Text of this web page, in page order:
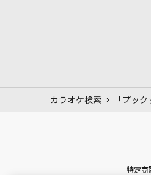
カラオケ検索 「プッ
特定商